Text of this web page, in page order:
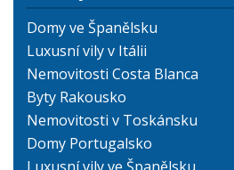
Domy ve Španělsku
Luxusní vily v Itálii
Nemovitosti Costa Blanca
Byty Rakousko
Nemovitosti v Toskánsku
Domy Portugalsko